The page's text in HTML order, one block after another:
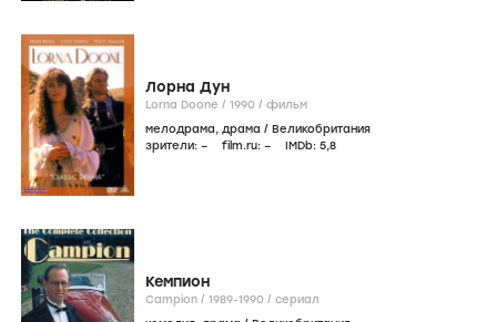
Лорна Дун
Lorna Doone / 1990 / фильм
мелодрама, драма / Великобритания
зрители: – film.ru: – IMDb: 5,8
Кемпион
Campion / 1989-1990 / сериал